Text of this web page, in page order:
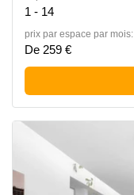
1 - 14
prix par espace par mois:
De 259 €